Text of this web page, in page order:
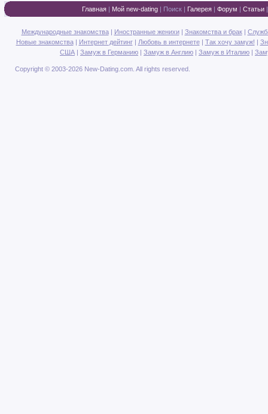
Главная | Мой new-dating | Поиск | Галерея | Форум | Статьи
Международные знакомства| Иностранные женихи| Знакомства и брак|
Новые знакомства| Интернет дейтинг| Любовь в интернете| Так хочу замуж! |
США | Замуж в Германию | Замуж в Англию | Замуж в Италию |
Copyright © 2003-2026 New-Dating.com. All rights reserved.